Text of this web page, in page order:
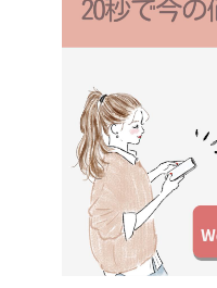
っそり対
洗えるた
ます。
ギュラー